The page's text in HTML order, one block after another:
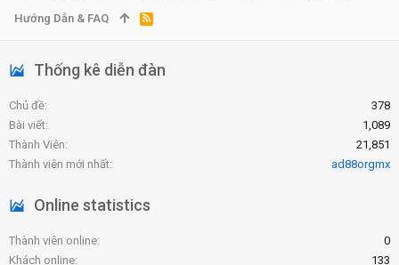
Thống kê diễn đàn
Chủ đề
378
Bài viết
1,089
Thành Viên
21,851
Thành viên mới nhất
ad88orgmx
Online statistics
Thành viên online
0
Khách online
133
Hướng Dẫn & FAQ
R
S